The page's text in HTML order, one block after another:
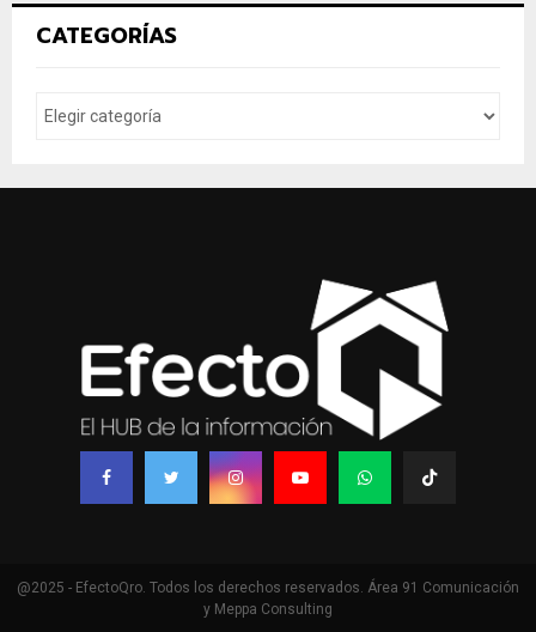
CATEGORÍAS
@2025 - EfectoQro. Todos los derechos reservados. Área 91 Comunicación
y Meppa Consulting